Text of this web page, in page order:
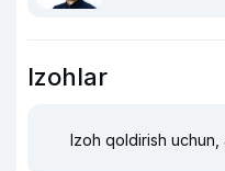
Izohlar
Izoh qoldirish uchun,